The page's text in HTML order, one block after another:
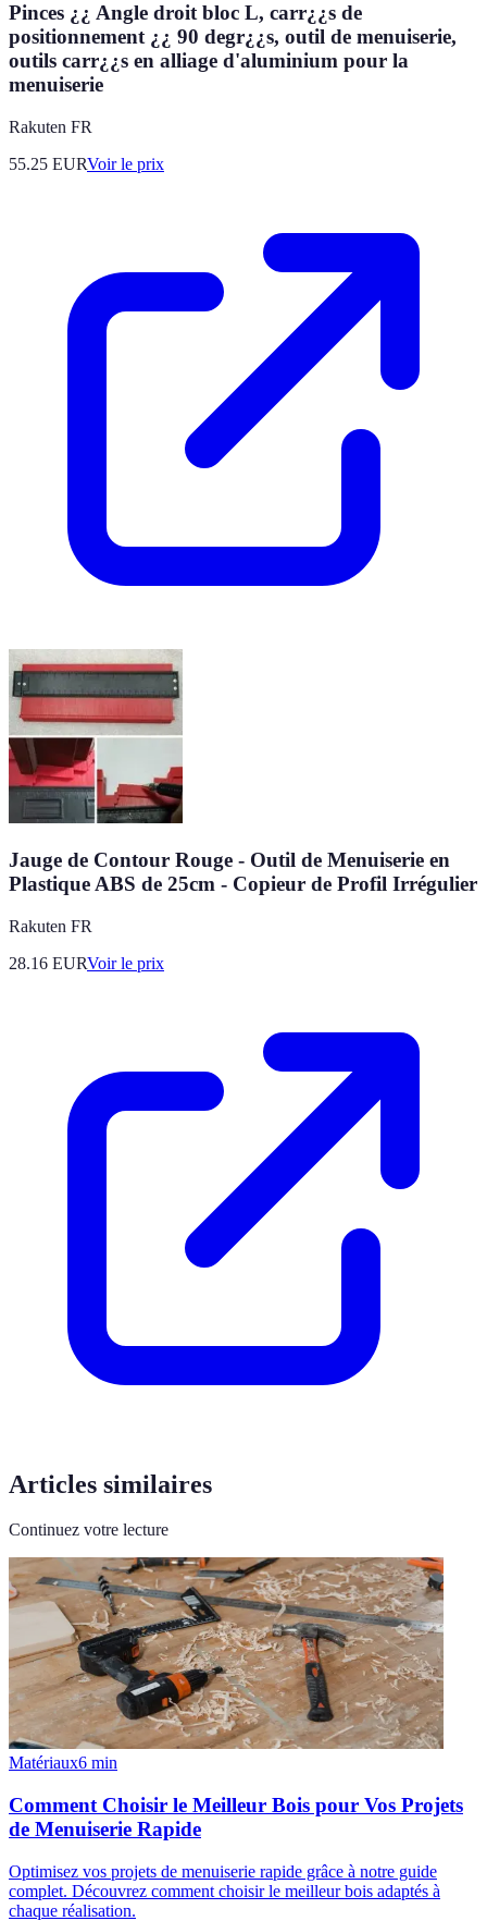
Pinces ¿¿ Angle droit bloc L, carr¿¿s de
positionnement ¿¿ 90 degr¿¿s, outil de menuiserie,
outils carr¿¿s en alliage d'aluminium pour la
menuiserie
Rakuten FR
55.25 EURVoir le prix
Jauge de Contour Rouge - Outil de Menuiserie en
Plastique ABS de 25cm - Copieur de Profil Irrégulier
Rakuten FR
28.16 EURVoir le prix
Articles similaires
Continuez votre lecture
Matériaux6 min
Comment Choisir le Meilleur Bois pour Vos Projets
de Menuiserie Rapide
Optimisez vos projets de menuiserie rapide grâce à notre guide
complet. Découvrez comment choisir le meilleur bois adaptés à
chaque réalisation.